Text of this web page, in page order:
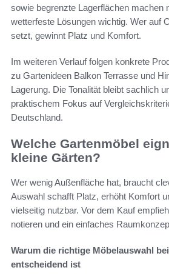
sowie begrenzte Lagerflächen machen
wetterfeste Lösungen wichtig. Wer auf
setzt, gewinnt Platz und Komfort.
Im weiteren Verlauf folgen konkrete
zu Gartenideen Balkon Terrasse und
Lagerung. Die Tonalität bleibt sachlich
praktischem Fokus auf
Deutschland.
Welche Gartenmöbel
kleine Gärten?
Wer wenig Außenfläche hat, braucht
Auswahl schafft Platz, erhöht Komfort
vielseitig nutzbar. Vor dem Kauf
notieren und ein einfaches
Warum die richtige Möbelauswahl
entscheidend ist